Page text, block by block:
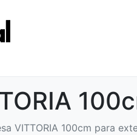
VITTORIA 100cm para